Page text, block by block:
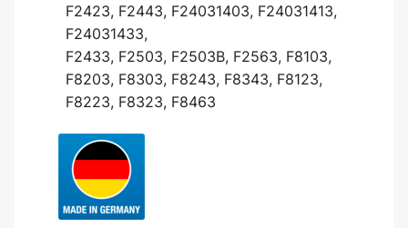
F2423, F2443, F24031403, F24031413,
F24031433,
F2433, F2503, F2503B, F2563, F8103,
F8203, F8303, F8243, F8343, F8123,
F8223, F8323, F8463